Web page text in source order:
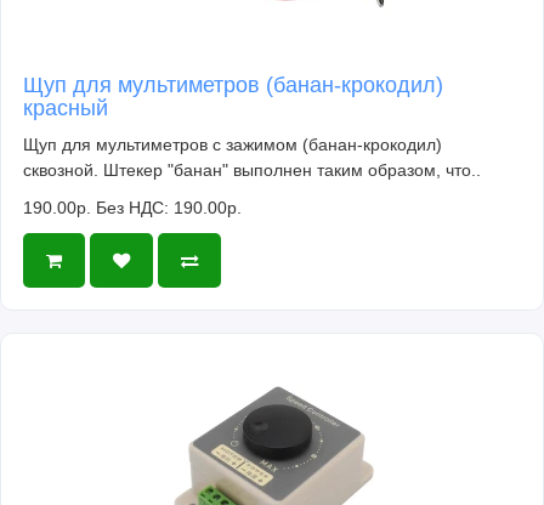
Щуп для мультиметров (банан-крокодил)
красный
Щуп для мультиметров с зажимом (банан-крокодил)
сквозной. Штекер "банан" выполнен таким образом, что..
190.00р. Без НДС: 190.00р.